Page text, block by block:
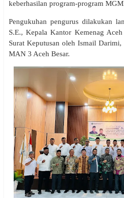
keberhasilan program-program
Pengukuhan pengurus dilakukan
S.E., Kepala Kantor Kemenag Aceh
Surat Keputusan oleh Ismail
MAN 3 Aceh Besar.